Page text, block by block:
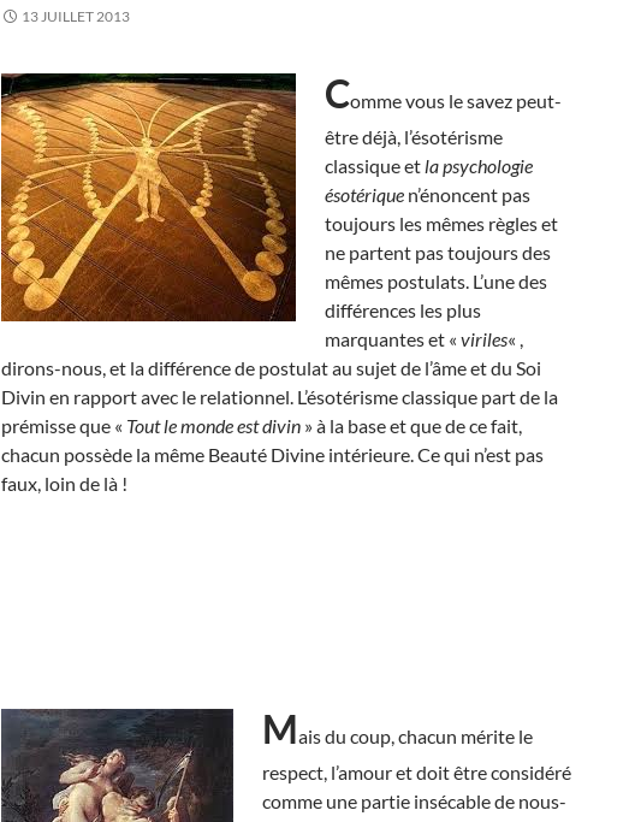
13 JUILLET 2013
Comme vous le savez peut-
être déjà, l’ésotérisme
classique et la psychologie
ésotérique n’énoncent pas
toujours les mêmes règles et
ne partent pas toujours des
mêmes postulats. L’une des
différences les plus
marquantes et « viriles« ,
dirons-nous, et la différence de postulat au sujet de l’âme et du Soi
Divin en rapport avec le relationnel. L’ésotérisme classique part de la
prémisse que « Tout le monde est divin » à la base et que de ce fait,
chacun possède la même Beauté Divine intérieure. Ce qui n’est pas
faux, loin de là !
Mais du coup, chacun mérite le
respect, l’amour et doit être considéré
comme une partie insécable de nous-